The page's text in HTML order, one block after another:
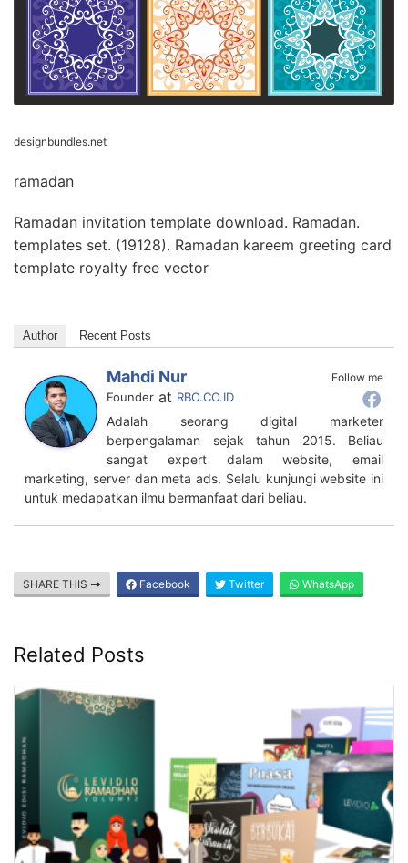
designbundles.net
ramadan
Ramadan invitation template download. Ramadan.
templates set. (19128). Ramadan kareem greeting card
template royalty free vector
Author Recent Posts
Follow me
Mahdi Nur
Founder at RBO.CO.ID
Adalah seorang digital marketer
berpengalaman sejak tahun 2015. Beliau
sangat expert dalam website, email
marketing, server dan meta ads. Selalu kunjungi website ini
untuk medapatkan ilmu bermanfaat dari beliau.
SHARE THIS Facebook Twitter WhatsApp
Related Posts